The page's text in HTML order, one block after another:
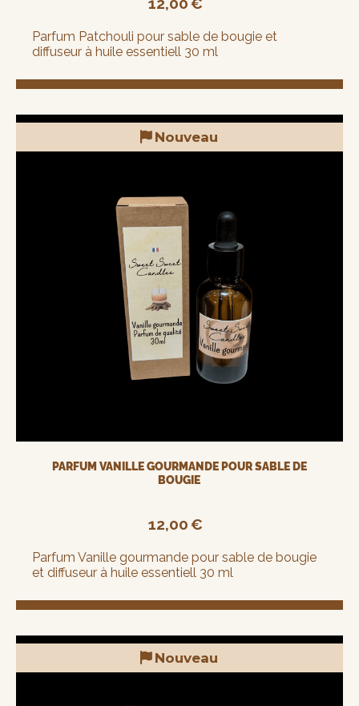
Parfum Patchouli pour sable de bougie et
diffuseur à huile essentiell 30 ml
Nouveau
PARFUM VANILLE GOURMANDE POUR SABLE DE
BOUGIE
12,00€
Parfum Vanille gourmande pour sable de bougie
et diffuseur à huile essentiell 30 ml
Nouveau